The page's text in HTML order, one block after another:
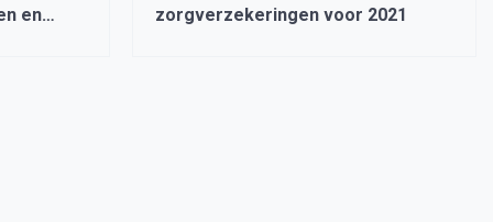
en
zorgverzekeringen voor 2021